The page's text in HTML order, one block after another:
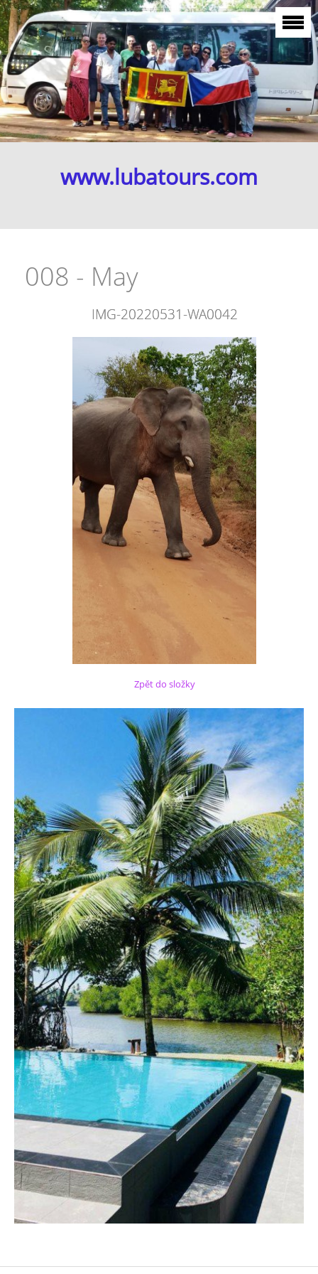
www.lubatours.com
008 - May
IMG-20220531-WA0042
Zpět do složky